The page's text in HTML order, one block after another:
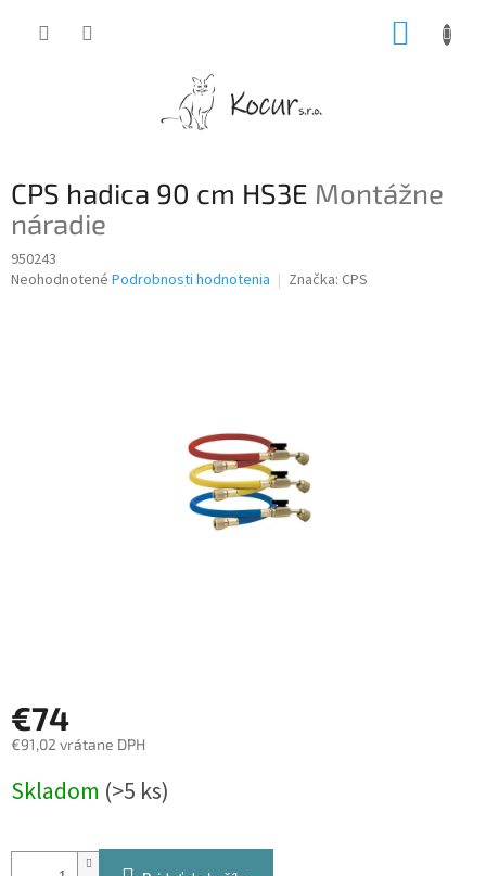
CPS hadica 90 cm HS3E Montážne
náradie
950243
Priemerné
Neohodnotené Podrobnosti hodnotenia Značka: CPS
€74
€91,02 vrátane DPH
cena:
Skladom (>5 ks)